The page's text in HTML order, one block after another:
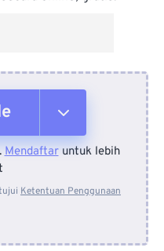
Mendaftaruntuk lebih
Ketentuan Penggunaan